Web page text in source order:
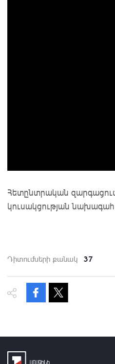
Հետընտրական
կուսակցության
Դիտումների քանակ 37